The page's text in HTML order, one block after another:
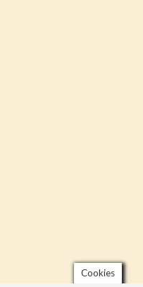
Cookies